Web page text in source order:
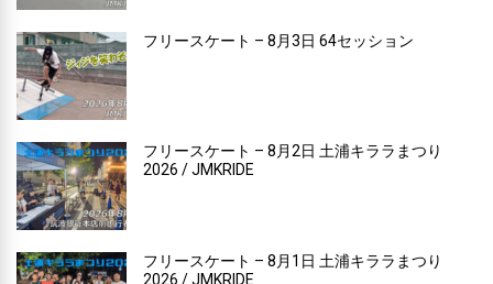
フリースケート – 8月3日 64セッション
フリースケート – 8月2日 土浦キララまつり
2026 / JMKRIDE
フリースケート – 8月1日 土浦キララまつり
2026 / JMKRIDE